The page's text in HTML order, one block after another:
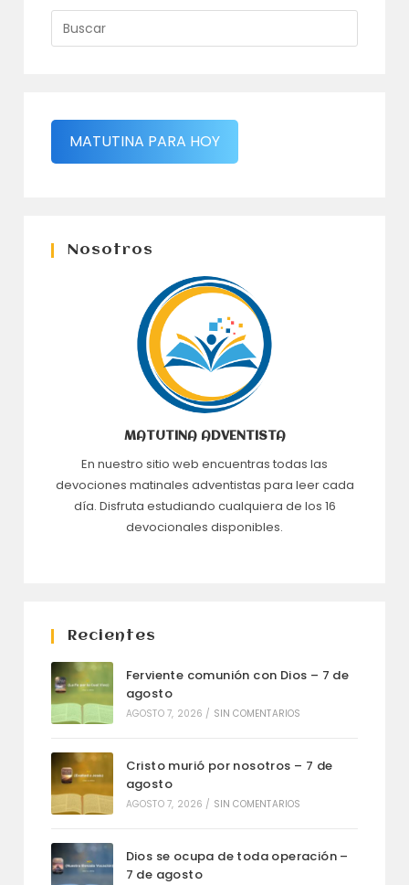
MATUTINA PARA HOY
Nosotros
MATUTINA ADVENTISTA
En nuestro sitio web encuentras todas las
devociones matinales adventistas para leer cada
día. Disfruta estudiando cualquiera de los 16
devocionales disponibles.
Recientes
Ferviente comunión con Dios – 7 de
agosto
AGOSTO 7, 2026 / SIN COMENTARIOS
Cristo murió por nosotros – 7 de
agosto
AGOSTO 7, 2026 / SIN COMENTARIOS
Dios se ocupa de toda operación –
7 de agosto